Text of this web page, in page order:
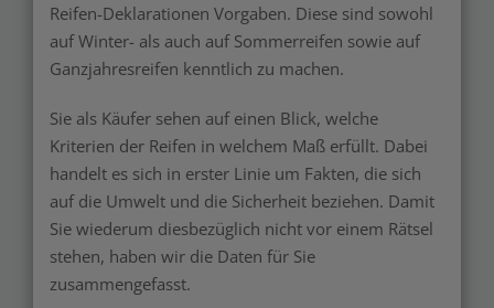
Reifen-Deklarationen Vorgaben. Diese sind sowohl
auf Winter- als auch auf Sommerreifen sowie auf
Ganzjahresreifen kenntlich zu machen.
Sie als Käufer sehen auf einen Blick, welche
Kriterien der Reifen in welchem Maß erfüllt. Dabei
handelt es sich in erster Linie um Fakten, die sich
auf die Umwelt und die Sicherheit beziehen. Damit
Sie wiederum diesbezüglich nicht vor einem Rätsel
stehen, haben wir die Daten für Sie
zusammengefasst.